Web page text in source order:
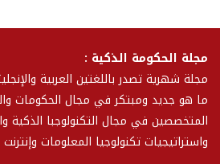
مجلة الحكومة الذكية :
مجلة شهرية تصدر باللغتين العربية
ما هو جديد ومبتكر في مجال الحكومات
المتخصصين في مجال التكنولوجبا الذكية
واستراتيجيات تكنولوجيا المعلومات وإنترنت